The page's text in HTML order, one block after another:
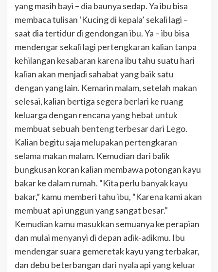
yang masih bayi – dia baunya sedap. Ya ibu bisa
membaca tulisan ‘Kucing di kepala’ sekali lagi –
saat dia tertidur di gendongan ibu. Ya – ibu bisa
mendengar sekali lagi pertengkaran kalian tanpa
kehilangan kesabaran karena ibu tahu suatu hari
kalian akan menjadi sahabat yang baik satu
dengan yang lain. Kemarin malam, setelah makan
selesai, kalian bertiga segera berlari ke ruang
keluarga dengan rencana yang hebat untuk
membuat sebuah benteng terbesar dari Lego.
Kalian begitu saja melupakan pertengkaran
selama makan malam. Kemudian dari balik
bungkusan koran kalian membawa potongan kayu
bakar ke dalam rumah. “Kita perlu banyak kayu
bakar,” kamu memberi tahu ibu, “Karena kami akan
membuat api unggun yang sangat besar.”
Kemudian kamu masukkan semuanya ke perapian
dan mulai menyanyi di depan adik-adikmu. Ibu
mendengar suara gemeretak kayu yang terbakar,
dan debu beterbangan dari nyala api yang keluar